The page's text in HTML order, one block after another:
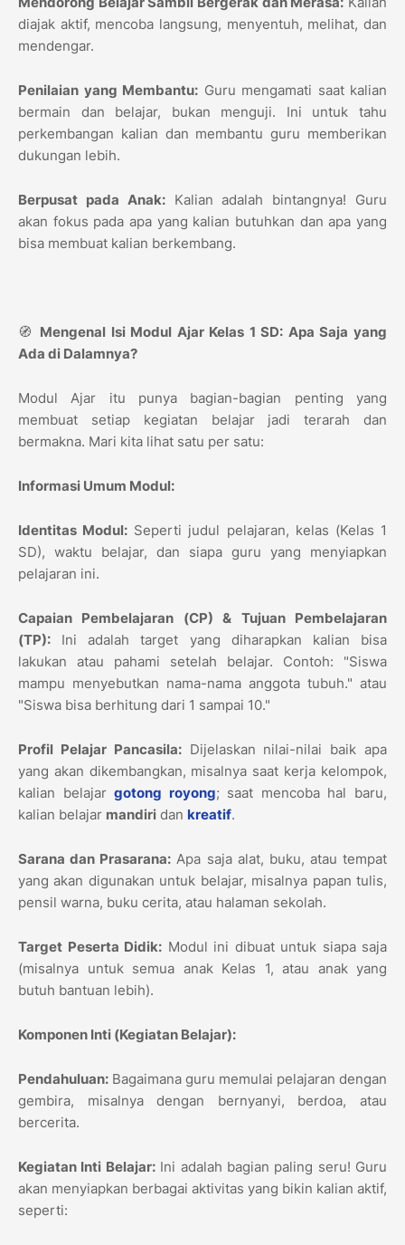
diajak aktif, mencoba langsung, menyentuh, melihat, dan
mendengar.
Penilaian yang Membantu: Guru mengamati saat kalian
bermain dan belajar, bukan menguji. Ini untuk tahu
perkembangan kalian dan membantu guru memberikan
dukungan lebih.
Berpusat pada Anak:Kalian adalah bintangnya! Guru
akan fokus pada apa yang kalian butuhkan dan apa yang
bisa membuat kalian berkembang.
🧭 Mengenal Isi Modul Ajar Kelas 1 SD: Apa Saja yang
Ada di Dalamnya?
Modul Ajar itu punya bagian-bagian penting yang
membuat setiap kegiatan belajar jadi terarah dan
bermakna. Mari kita lihat satu per satu:
Informasi Umum Modul:
Identitas Modul: Seperti judul pelajaran, kelas (Kelas 1
SD), waktu belajar, dan siapa guru yang menyiapkan
pelajaran ini.
Capaian Pembelajaran (CP) & Tujuan Pembelajaran
(TP): Ini adalah target yang diharapkan kalian bisa
lakukan atau pahami setelah belajar. Contoh: "Siswa
mampu menyebutkan nama-nama anggota tubuh." atau
"Siswa bisa berhitung dari 1 sampai 10."
Profil Pelajar Pancasila:Dijelaskan nilai-nilai baik apa
yang akan dikembangkan, misalnya saat kerja kelompok,
kalian belajargotong royong; saat mencoba hal baru,
kalian belajar mandiri dan kreatif.
Sarana dan Prasarana: Apa saja alat, buku, atau tempat
yang akan digunakan untuk belajar, misalnya papan tulis,
pensil warna, buku cerita, atau halaman sekolah.
Target Peserta Didik: Modul ini dibuat untuk siapa saja
(misalnya untuk semua anak Kelas 1, atau anak yang
butuh bantuan lebih).
Komponen Inti (Kegiatan Belajar):
Pendahuluan: Bagaimana guru memulai pelajaran dengan
gembira, misalnya dengan bernyanyi, berdoa, atau
bercerita.
Kegiatan Inti Belajar:Ini adalah bagian paling seru! Guru
akan menyiapkan berbagai aktivitas yang bikin kalian aktif,
seperti: